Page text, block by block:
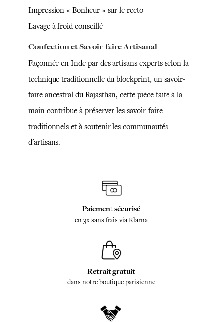
Impression « Bonheur » sur le recto
Lavage à froid conseillé
Confection et Savoir-faire Artisanal
Façonnée en Inde par des artisans experts selon la
technique traditionnelle du blockprint, un savoir-
faire ancestral du Rajasthan, cette pièce faite à la
main contribue à préserver les savoir-faire
traditionnels et à soutenir les communautés
d'artisans.
Paiement sécurisé
en 3x sans frais via Klarna
Retrait gratuit
dans notre boutique parisienne